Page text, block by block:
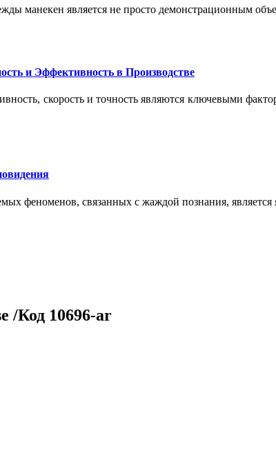
манекен является не просто демонстрационным
и Эффективность в Производстве
скорость и точность являются ключевыми
феноменов, связанных с жаждой познания, является
/Код 10696-ar